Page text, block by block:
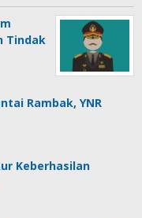
Tindak
Rambak, YNR
Keberhasilan